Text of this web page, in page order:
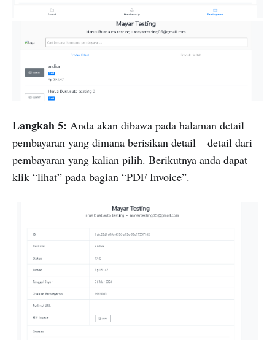
Langkah 5: Anda akan dibawa pada halaman detail
pembayaran yang dimana berisikan detail – detail dari
pembayaran yang kalian pilih. Berikutnya anda dapat
klik “lihat” pada bagian “PDF Invoice”.